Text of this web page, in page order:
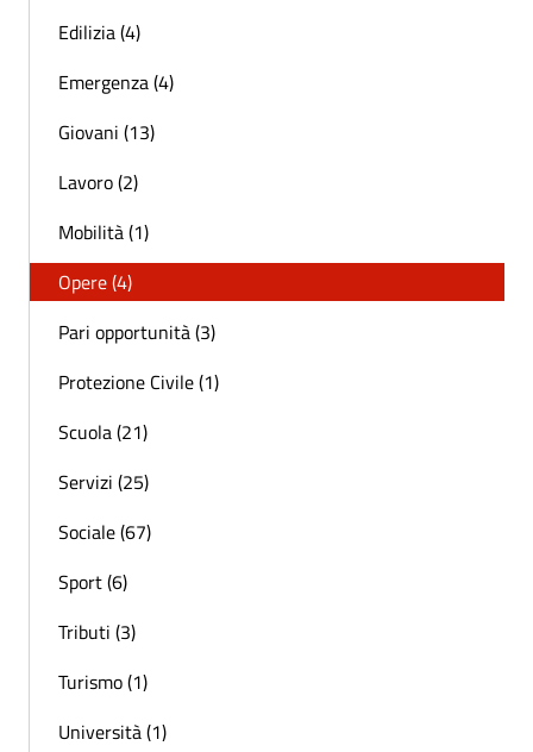
Edilizia (4)
Emergenza (4)
Giovani (13)
Lavoro (2)
Mobilità (1)
Opere (4)
Pari opportunità (3)
Protezione Civile (1)
Scuola (21)
Servizi (25)
Sociale (67)
Sport (6)
Tributi (3)
Turismo (1)
Università (1)